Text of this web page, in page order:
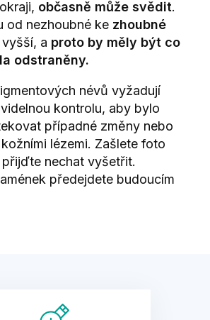
občasně může svědit.
od nezhoubné ke zhoubné
a proto by měly být co
odstraněny.
névů vyžadují
kontrolu, aby bylo
případné změny nebo
lézemi. Zašlete foto
nechat vyšetřit.
předejdete budoucím